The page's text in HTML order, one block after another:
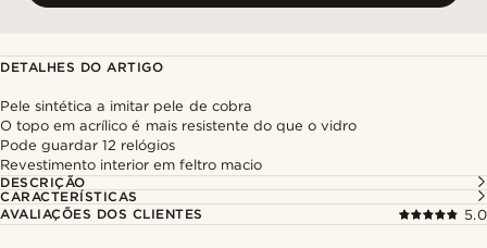
DETALHES DO ARTIGO
Pele sintética a imitar pele de cobra
O topo em acrílico é mais resistente do que o vidro
Pode guardar 12 relógios
Revestimento interior em feltro macio
DESCRIÇÃO
CARACTERÍSTICAS
AVALIAÇÕES DOS CLIENTES
5.0